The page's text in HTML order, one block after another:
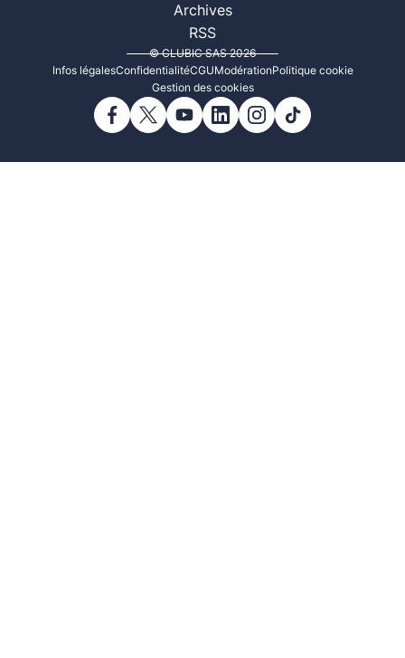
Archives
RSS
© CLUBIC SAS 2026
Infos légalesConfidentialitéCGUModérationPolitique cookie
Gestion des cookies